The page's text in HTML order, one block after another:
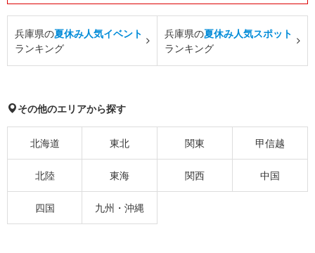
兵庫県の夏休み人気イベント
ランキング
兵庫県の夏休み人気スポット
ランキング
その他のエリアから探す
北海道 東北 関東 甲信越
北陸 東海 関西 中国
四国 九州・沖縄